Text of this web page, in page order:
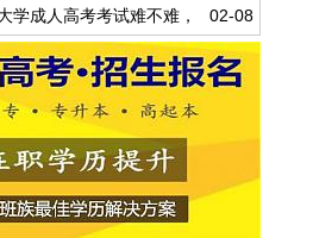
02-08
学成人高考考试难不难，